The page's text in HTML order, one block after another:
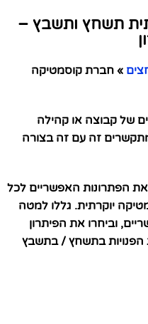
תשחץ ותשבץ –
» חברת קוסמטיקה
של קבוצה או קהילה
זה עם זה בצורה
הפתרונות האפשריים לכל
יוקרתית. גללו למטה
וביחרו את הפיתרון
בתשחץ / בתשבץ